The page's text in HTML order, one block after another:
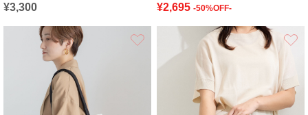
¥3,300 ¥2,695 -50%OFF-